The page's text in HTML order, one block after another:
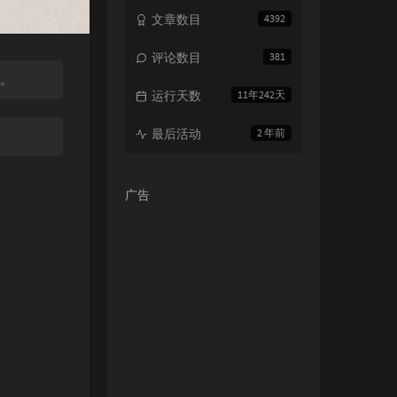
4392
文章数目
381
评论数目
11年242天
运行天数
2 年前
最后活动
广告